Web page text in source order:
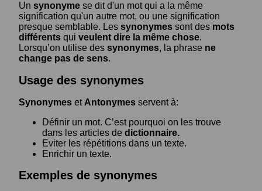
Un synonyme se dit d'un mot qui a la même
signification qu'un autre mot, ou une signification
presque semblable. Les synonymes sont des mots
différents qui veulent dire la même chose.
Lorsqu’on utilise des synonymes, la phrase ne
change pas de sens.
Usage des synonymes
Synonymes et Antonymes servent à:
Définir un mot. C’est pourquoi on les trouve
dans les articles de dictionnaire.
Eviter les répétitions dans un texte.
Enrichir un texte.
Exemples de synonymes